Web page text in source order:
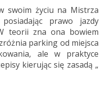
swoim życiu na Mistrza
prawo jazdy
teorii zna ona bowiem
parking od miejsca
ale w praktyce
kierując się zasadą „